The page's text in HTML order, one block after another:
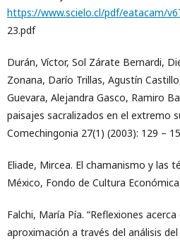
https://www.scielo.cl/pdf/eatacam/
23.pdf
Durán, Víctor, Sol Zárate Bernardi,
Zonana, Darío Trillas, Agustín
Guevara, Alejandra Gasco, Ramiro
paisajes sacralizados en el extremo
Comechingonia 27(1) (2003): 129 –
Eliade, Mircea. El chamanismo y las
México, Fondo de Cultura
Falchi, María Pía. “Reflexiones
aproximación a través del análisis